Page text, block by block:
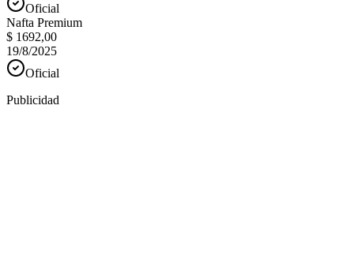
Oficial
Nafta Premium
$ 1692,00
19/8/2025
Oficial
Publicidad